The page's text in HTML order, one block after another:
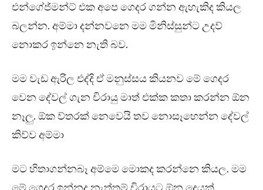
එන්ගේජ්මන්ට් එක අපෙ ගෙදර ගන්න ඇහැකිද කියල
බලන්න. අම්මා දන්නවනෙ මම මිනිස්සුන්ට උදව්
නොකර ඉන්නෙ නැති බව.
මම වැඩ ඇරිල එද්දි ඒ මනුස්සය කියනව මේ ගෙදර
වෙන දේවල් ගැන චිරායු මාත් එක්ක කතා කරන්න ඕන
නෑලු. ඕක ව්තරක් නෙවෙයි තව නොසෑහෙන්න දේවල්
කිව්ව අම්මා
මට හිතාගන්නබෑ අම්මෙ මොකද කරන්නෙ කියල. මම